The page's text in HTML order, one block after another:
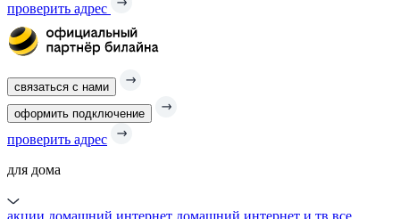
проверить адрес
связаться с нами
оформить подключение
проверить адрес
для дома